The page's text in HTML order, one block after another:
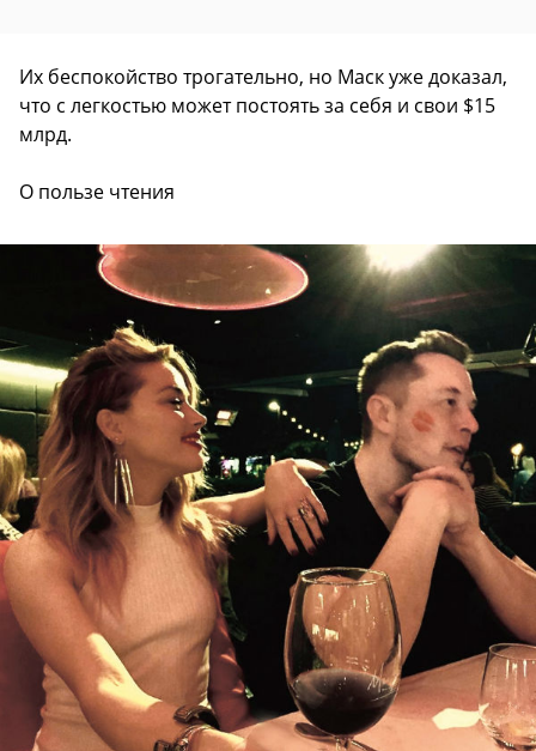
Их беспокойство трогательно, но Маск уже доказал,
что с легкостью может постоять за себя и свои $15
млрд.
О пользе чтения